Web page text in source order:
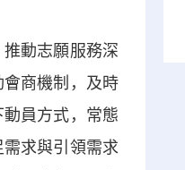
動志願服務深
商機制，及時
員方式，常態
需求與引領需求